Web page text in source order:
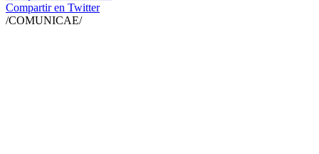
Compartir en Twitter
/COMUNICAE/